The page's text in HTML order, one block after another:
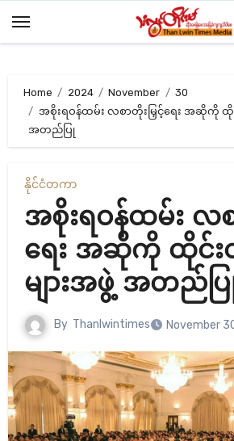
Home 2024 November
30
အစိုးရဝန်ထမ်း လစာတိုးမြှင့်ရေး အဆိုကို ထိုင်
အတည်ပြု
နိုင်ငံတကာ
အစိုးရဝန်ထမ်း လစ
ရေး အဆိုကို ထိုင်းဝ
များအဖွဲ့ အတည်ပ
By Thanlwintimes November